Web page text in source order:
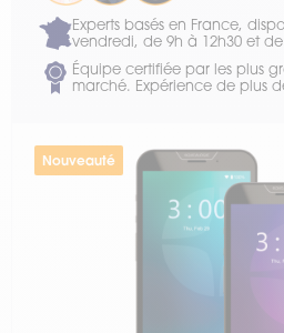
Experts basés en France,
vendredi, de 9h à 12h30 et de
Équipe certifiée par les plus
marché. Expérience de plus
Nouveauté